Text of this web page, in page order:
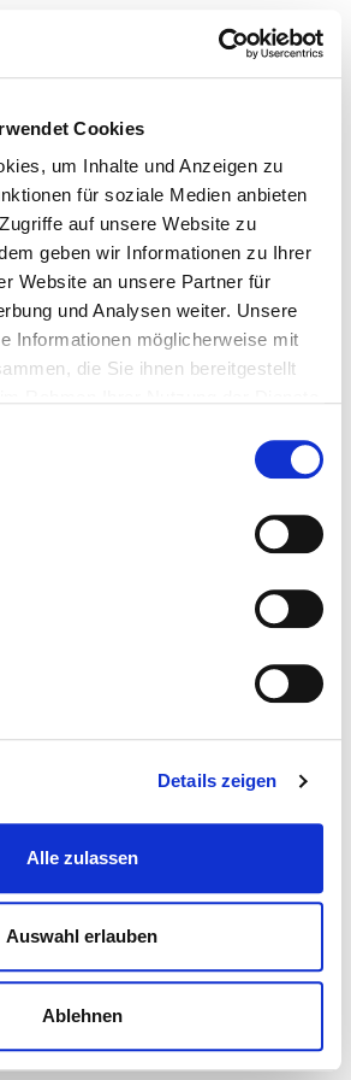
Cookies
um Inhalte und Anzeigen zu
für soziale Medien anbieten
auf unsere Website zu
geben wir Informationen zu Ihrer
Website an unsere Partner für
und Analysen weiter. Unsere
Informationen möglicherweise mit
die Sie ihnen bereitgestellt
Details zeigen
Alle zulassen
Auswahl erlauben
Ablehnen